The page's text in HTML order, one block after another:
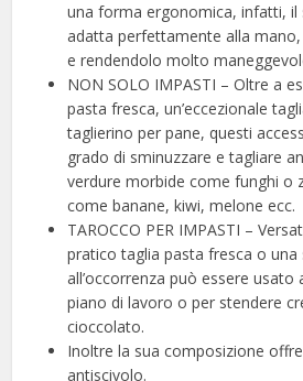
una forma ergonomica, infatti, il
adatta perfettamente alla
e rendendolo molto
NON SOLO IMPASTI – Oltre a
pasta fresca, un’eccezionale
taglierino per pane, questi
grado di sminuzzare e tagliare
verdure morbide come funghi o
come banane, kiwi, melone ecc.
TAROCCO PER IMPASTI –
pratico taglia pasta fresca o una
all’occorrenza può essere usato
piano di lavoro o per stendere
cioccolato.
Inoltre la sua composizione
antiscivolo.